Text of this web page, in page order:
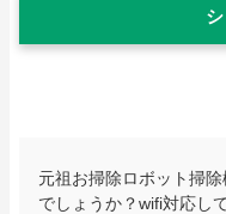
元祖お掃除ロボット掃
でしょうか？wifi対応し